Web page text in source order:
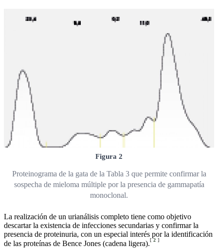
Figura 2
Proteinograma de la gata de la Tabla 3 que permite confirmar la
sospecha de mieloma múltiple por la presencia de gammapatía
monoclonal.
La realización de un urianálisis completo tiene como objetivo
descartar la existencia de infecciones secundarias y confirmar la
presencia de proteinuria, con un especial interés por la identificación
de las proteínas de Bence Jones (cadena ligera).[ 2 ]